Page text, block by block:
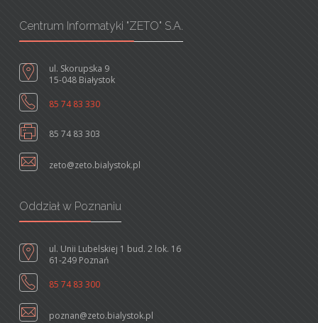
Centrum Informatyki "ZETO" S.A.
ul. Skorupska 9
15-048 Białystok
85 74 83 330
85 74 83 303
zeto@zeto.bialystok.pl
Oddział w Poznaniu
ul. Unii Lubelskiej 1 bud. 2 lok. 16
61-249 Poznań
85 74 83 300
poznan@zeto.bialystok.pl